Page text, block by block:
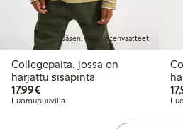
Jäsen: -25% lastenvaatteet
Collegepaita, jossa on
harjattu sisäpinta
17,99€17,99 €
Luomupuuvilla